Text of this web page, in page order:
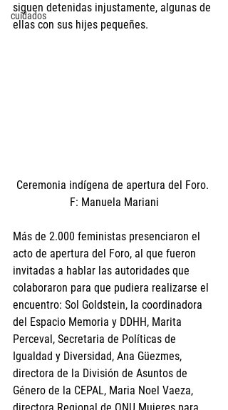
cuidados
siguen detenidas injustamente, algunas de
ellas con sus hijes pequeñes.
Ceremonia indígena de apertura del Foro.
F: Manuela Mariani
Más de 2.000 feministas presenciaron el
acto de apertura del Foro, al que fueron
invitadas a hablar las autoridades que
colaboraron para que pudiera realizarse el
encuentro: Sol Goldstein, la coordinadora
del Espacio Memoria y DDHH, Marita
Perceval, Secretaria de Políticas de
Igualdad y Diversidad, Ana Güezmes,
directora de la División de Asuntos de
Género de la CEPAL, Maria Noel Vaeza,